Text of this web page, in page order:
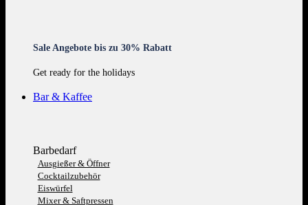
Sale Angebote bis zu 30% Rabatt
Get ready for the holidays
Bar & Kaffee
Barbedarf
Ausgießer & Öffner
Cocktailzubehör
Eiswürfel
Mixer & Saftpressen